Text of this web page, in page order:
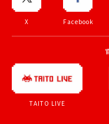
X Facebook
TAITO LIVE